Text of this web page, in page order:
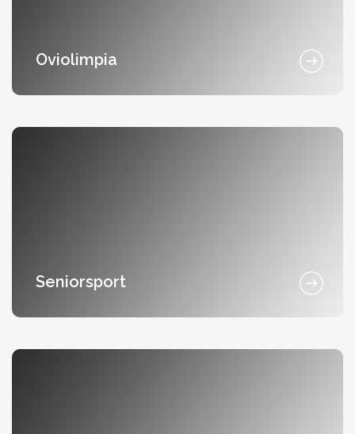
Oviolimpia
Seniorsport